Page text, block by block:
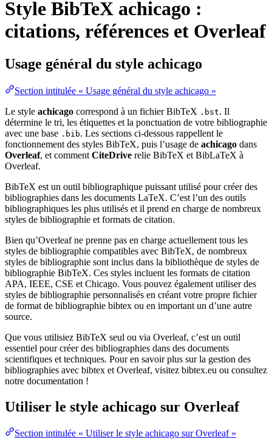
Style BibTeX achicago :
citations, références et Overleaf
Usage général du style achicago
Section intitulée « Usage général du style achicago »
Le style achicago correspond à un fichier BibTeX .bst. Il
détermine le tri, les étiquettes et la ponctuation de votre bibliographie
avec une base .bib. Les sections ci-dessous rappellent le
fonctionnement des styles BibTeX, puis l’usage de achicago dans
Overleaf, et comment CiteDrive relie BibTeX et BibLaTeX à
Overleaf.
BibTeX est un outil bibliographique puissant utilisé pour créer des
bibliographies dans les documents LaTeX. C’est l’un des outils
bibliographiques les plus utilisés et il prend en charge de nombreux
styles de bibliographie et formats de citation.
Bien qu’Overleaf ne prenne pas en charge actuellement tous les
styles de bibliographie compatibles avec BibTeX, de nombreux
styles de bibliographie sont inclus dans la bibliothèque de styles de
bibliographie BibTeX. Ces styles incluent les formats de citation
APA, IEEE, CSE et Chicago. Vous pouvez également utiliser des
styles de bibliographie personnalisés en créant votre propre fichier
de format de bibliographie bibtex ou en important un d’une autre
source.
Que vous utilisiez BibTeX seul ou via Overleaf, c’est un outil
essentiel pour créer des bibliographies dans des documents
scientifiques et techniques. Pour en savoir plus sur la gestion des
bibliographies avec bibtex et Overleaf, visitez bibtex.eu ou consultez
notre documentation !
Utiliser le style achicago sur Overleaf
Section intitulée « Utiliser le style achicago sur Overleaf »